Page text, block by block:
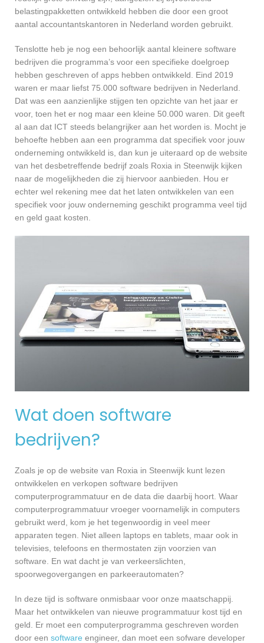
belastingpakketten ontwikkeld hebben die door een groot
aantal accountantskantoren in Nederland worden gebruikt.
Tenslotte heb je nog een behoorlijk aantal kleinere software
bedrijven die programma’s voor een specifieke doelgroep
hebben geschreven of apps hebben ontwikkeld. Eind 2019
waren er maar liefst 75.000 software bedrijven in Nederland.
Dat was een aanzienlijke stijgen ten opzichte van het jaar er
voor, toen het er nog maar een kleine 50.000 waren. Dit geeft
al aan dat ICT steeds belangrijker aan het worden is. Mocht je
behoefte hebben aan een programma dat specifiek voor jouw
onderneming ontwikkeld is, dan kun je uiteraard op de website
van het desbetreffende bedrijf zoals Roxia in Steenwijk kijken
naar de mogelijkheden die zij hiervoor aanbieden. Hou er
echter wel rekening mee dat het laten ontwikkelen van een
specifiek voor jouw onderneming geschikt programma veel tijd
en geld gaat kosten.
Wat doen software
bedrijven?
Zoals je op de website van Roxia in Steenwijk kunt lezen
ontwikkelen en verkopen software bedrijven
computerprogrammatuur en de data die daarbij hoort. Waar
computerprogrammatuur vroeger voornamelijk in computers
gebruikt werd, kom je het tegenwoordig in veel meer
apparaten tegen. Niet alleen laptops en tablets, maar ook in
televisies, telefoons en thermostaten zijn voorzien van
software. En wat dacht je van verkeerslichten,
spoorwegovergangen en parkeerautomaten?
In deze tijd is software onmisbaar voor onze maatschappij.
Maar het ontwikkelen van nieuwe programmatuur kost tijd en
geld. Er moet een computerprogramma geschreven worden
door een software engineer, dan moet een sofware developer